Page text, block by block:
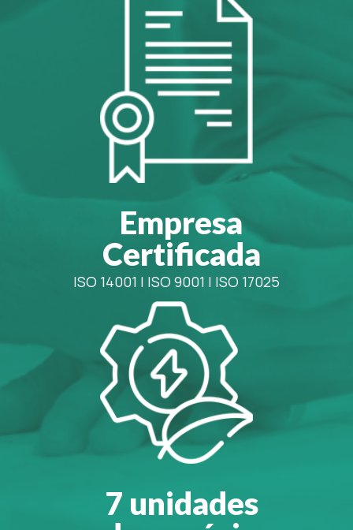
Empresa
Certificada
ISO 14001 | ISO 9001 | ISO 17025
7 unidades